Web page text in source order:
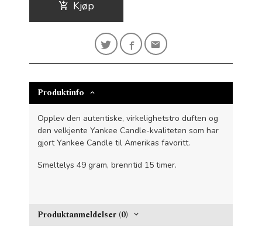
Kjøp
Produktinfo
Opplev den autentiske, virkelighetstro duften og
den velkjente Yankee Candle-kvaliteten som har
gjort Yankee Candle til Amerikas favoritt.
Smeltelys 49 gram, brenntid 15 timer.
Produktanmeldelser (0)